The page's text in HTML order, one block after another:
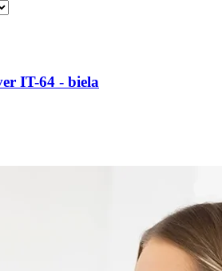
IT-64 - biela